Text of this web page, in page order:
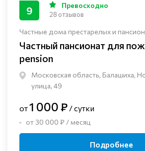
Частные дома престарелых и
Частный пансионат для
pension
Московская область, Балашиха,
улица, 49
9 Превосходно
28 отзывов
от1 000 ₽ / сутки
от 30 000 ₽ / месяц
Подробнее